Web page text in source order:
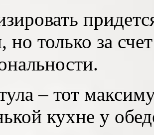
но только за
– тот
кухне у